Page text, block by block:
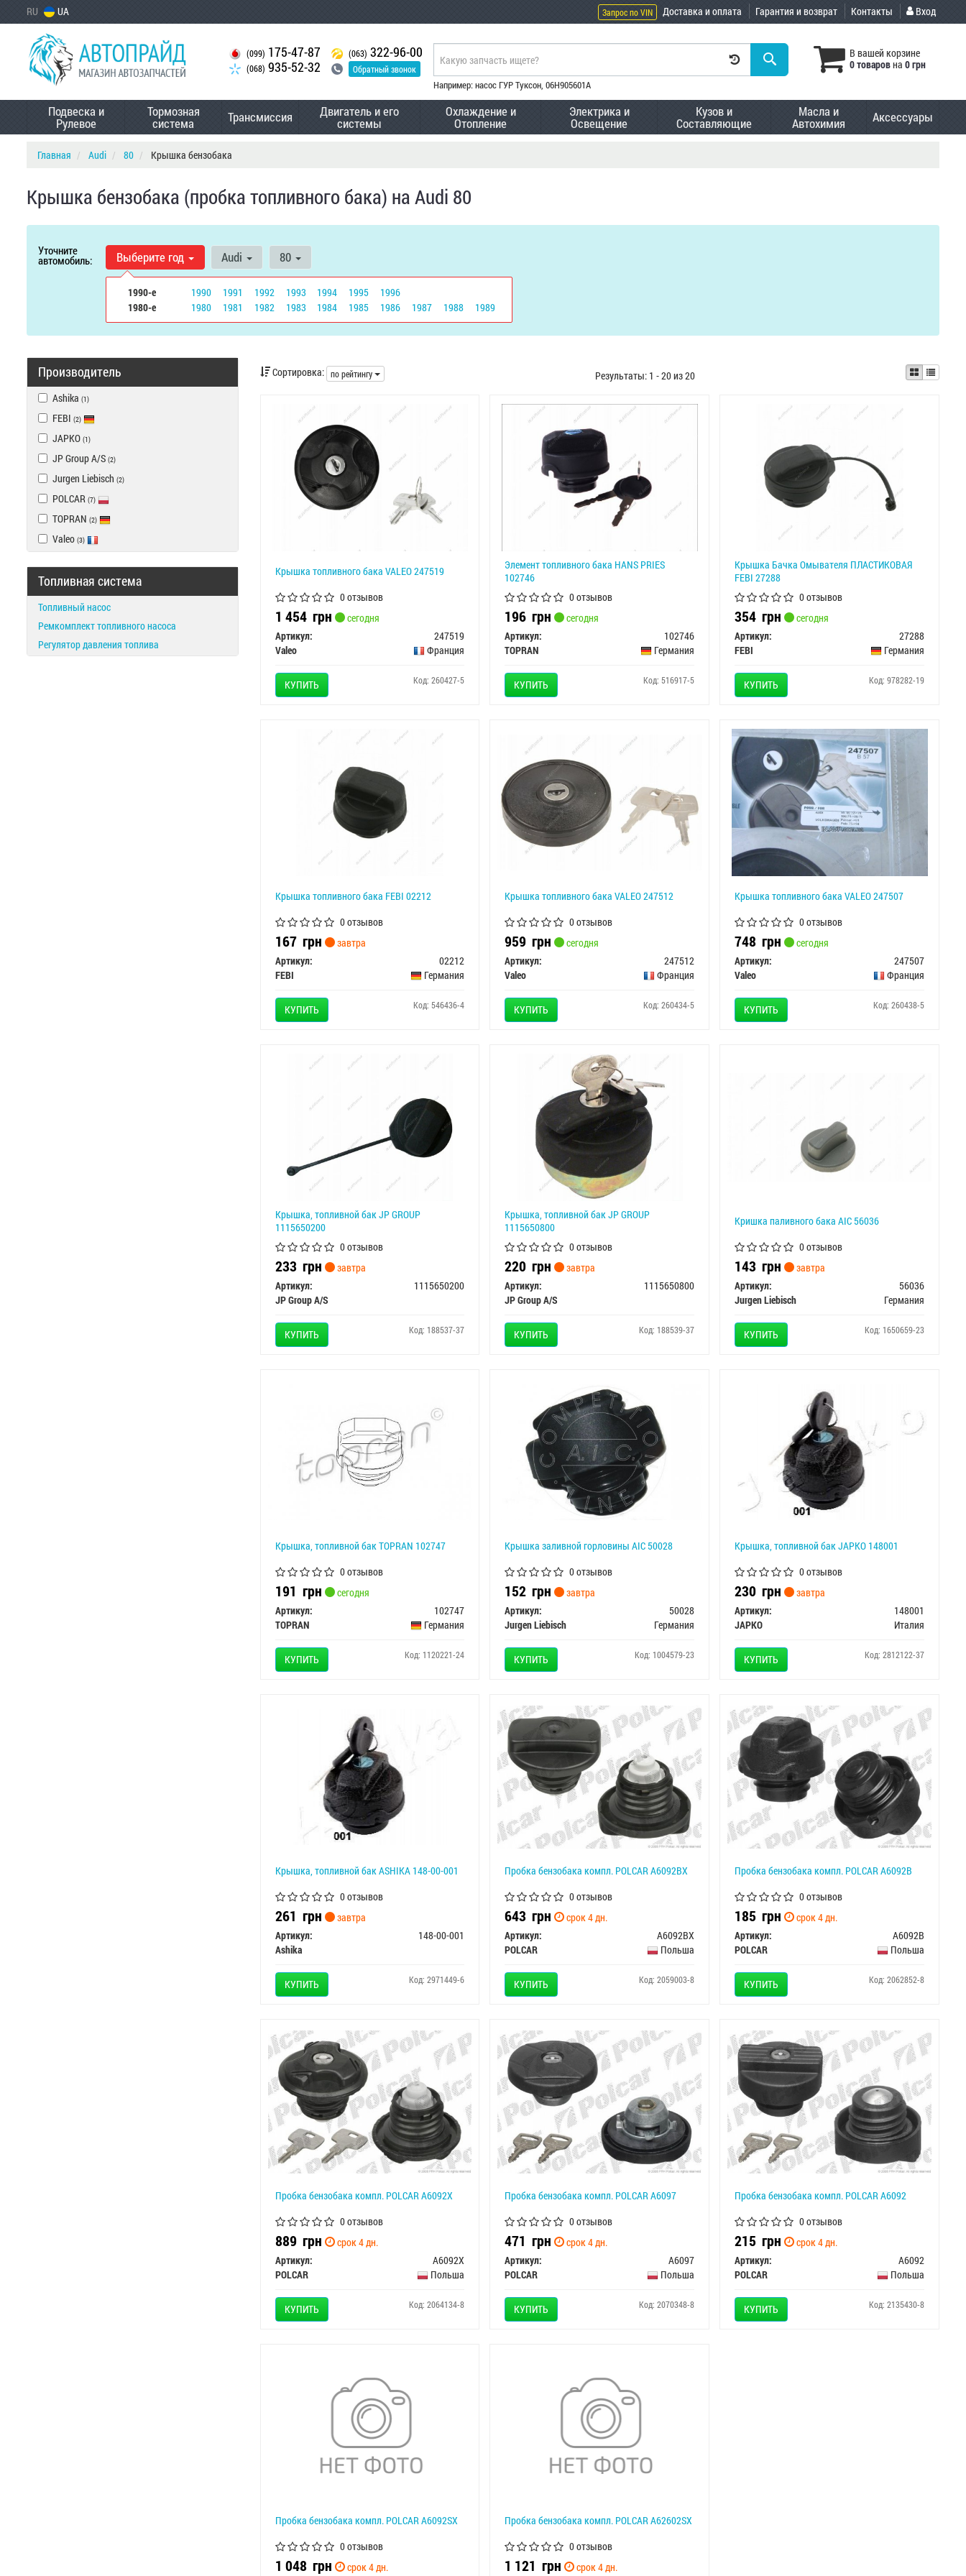
RU UA Запрос по VIN Доставка и оплата Гарантия и возврат Контакты Вход
(099) 175-47-87
(068) 935-52-32
(063) 322-96-00
Обратный звонок
В вашей корзине
0 товаровна 0 грн
Например: насос ГУР Туксон, 06H905601A
Подвеска и
Рулевое
Тормозная
система Трансмиссия Двигатель и его
системы
Охлаждение и
Отопление
Электрика и
Освещение
Кузов и
Составляющие
Масла и
Автохимия Аксессуары
Главная Audi 80 Крышка бензобака
Крышка бензобака (пробка топливного бака) на Audi 80
Уточните
автомобиль: Выберите год
1990-е 1990 1991 1992 1993 1994 1995
1996
1980-е
1980 1981 1982 1983 1984 1985 1986 1987 1988 1989
Audi 80
Производитель
Ashika (1)
FEBI (2)
JAPKO (1)
JP Group A/S (2)
Jurgen Liebisch (2)
POLCAR (7)
TOPRAN (2)
Valeo (3)
Топливная система
Топливный насос
Ремкомплект топливного насоса
Регулятор давления топлива
Сортировка: по рейтингу Результаты: 1 - 20 из 20
Крышка топливного бака VALEO 247519
0 отзывов
1 454 грн
сегодня
Артикул:
247519
Valeo
Франция
КУПИТЬ Код: 260427-5
Элемент топливного бака HANS PRIES
102746
0 отзывов
196грн
сегодня
Артикул:
102746
TOPRAN
Германия
КУПИТЬ Код: 516917-5
Крышка Бачка Омывателя ПЛАСТИКОВАЯ
FEBI 27288
0 отзывов
354грн
сегодня
Артикул:
27288
FEBI
Германия
КУПИТЬ Код: 978282-19
Крышка топливного бака FEBI 02212
0 отзывов
167 грн
завтра
Артикул:
02212
FEBI
Германия
КУПИТЬ Код: 546436-4
Крышка топливного бака VALEO 247512
0 отзывов
959грн
сегодня
Артикул:
247512
Valeo
Франция
КУПИТЬ Код: 260434-5
Крышка топливного бака VALEO 247507
0 отзывов
748грн
сегодня
Артикул:
247507
Valeo
Франция
КУПИТЬ Код: 260438-5
Крышка, топливной бак JP GROUP
1115650200
0 отзывов
233 грн
завтра
Артикул:
1115650200
JP Group A/S
КУПИТЬ Код: 188537-37
Крышка, топливной бак JP GROUP
1115650800
0 отзывов
220грн
завтра
Артикул:
1115650800
JP Group A/S
КУПИТЬ Код: 188539-37
Кришка паливного бака AIC 56036
0 отзывов
143грн
завтра
Артикул:
56036
Jurgen Liebisch
Германия
КУПИТЬ Код: 1650659-23
Крышка, топливной бак TOPRAN 102747
0 отзывов
191 грн
сегодня
Артикул:
102747
TOPRAN
Германия
КУПИТЬ Код: 1120221-24
Крышка заливной горловины AIC 50028
0 отзывов
152грн
завтра
Артикул:
50028
Jurgen Liebisch
Германия
КУПИТЬ Код: 1004579-23
Крышка, топливной бак JAPKO 148001
0 отзывов
230грн
завтра
Артикул:
148001
JAPKO
Италия
КУПИТЬ Код: 2812122-37
Крышка, топливной бак ASHIKA 148-00-001
0 отзывов
261 грн
завтра
Артикул:
148-00-001
Ashika
КУПИТЬ Код: 2971449-6
Пробка бензобака компл. POLCAR A6092BX
0 отзывов
643грн
срок 4 дн.
Артикул:
A6092BX
POLCAR
Польша
КУПИТЬ Код: 2059003-8
Пробка бензобака компл. POLCAR A6092B
0 отзывов
185грн
срок 4 дн.
Артикул:
A6092B
POLCAR
Польша
КУПИТЬ Код: 2062852-8
Пробка бензобака компл. POLCAR A6092X
0 отзывов
889 грн
срок 4 дн.
Артикул:
A6092X
POLCAR
Польша
КУПИТЬ Код: 2064134-8
Пробка бензобака компл. POLCAR A6097
0 отзывов
471грн
срок 4 дн.
Артикул:
A6097
POLCAR
Польша
КУПИТЬ Код: 2070348-8
Пробка бензобака компл. POLCAR A6092
0 отзывов
215грн
срок 4 дн.
Артикул:
A6092
POLCAR
Польша
КУПИТЬ Код: 2135430-8
Пробка бензобака компл. POLCAR A6092SX
0 отзывов
1 048 грн срок 4 дн.
Пробка бензобака компл. POLCAR A62602SX
0 отзывов
1 121грн срок 4 дн.